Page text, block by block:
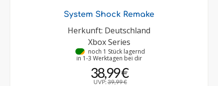
System Shock Remake
Herkunft: Deutschland
Xbox Series
noch 1 Stück lagernd
in 1-3 Werktagen bei dir
38,99 €
UVP: 39,99 €